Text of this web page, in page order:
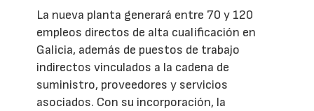
La nueva planta generará entre 70 y 120
empleos directos de alta cualificación en
Galicia, además de puestos de trabajo
indirectos vinculados a la cadena de
suministro, proveedores y servicios
asociados. Con su incorporación, la